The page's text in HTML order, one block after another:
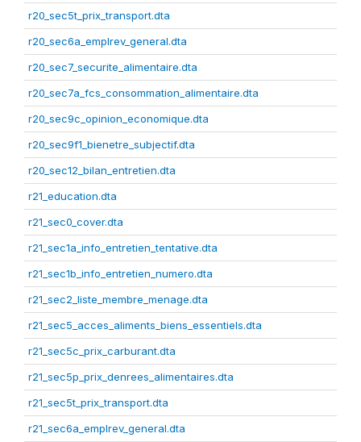
r20_sec5t_prix_transport.dta
r20_sec6a_emplrev_general.dta
r20_sec7_securite_alimentaire.dta
r20_sec7a_fcs_consommation_alimentaire.dta
r20_sec9c_opinion_economique.dta
r20_sec9f1_bienetre_subjectif.dta
r20_sec12_bilan_entretien.dta
r21_education.dta
r21_sec0_cover.dta
r21_sec1a_info_entretien_tentative.dta
r21_sec1b_info_entretien_numero.dta
r21_sec2_liste_membre_menage.dta
r21_sec5_acces_aliments_biens_essentiels.dta
r21_sec5c_prix_carburant.dta
r21_sec5p_prix_denrees_alimentaires.dta
r21_sec5t_prix_transport.dta
r21_sec6a_emplrev_general.dta